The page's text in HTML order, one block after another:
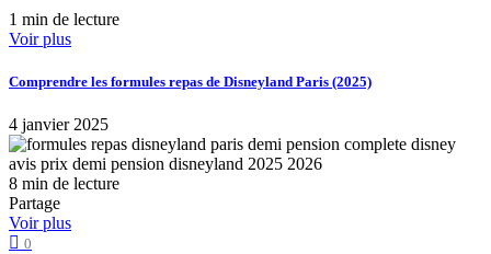
1 min de lecture
Voir plus
Comprendre les formules repas de Disneyland Paris (2025)
4 janvier 2025
8 min de lecture
Partage
Voir plus
0